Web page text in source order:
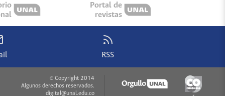
Portal de
revistas
RSS
© Copyright 2014
Algunos derechos reservados.
digital@unal.edu.co